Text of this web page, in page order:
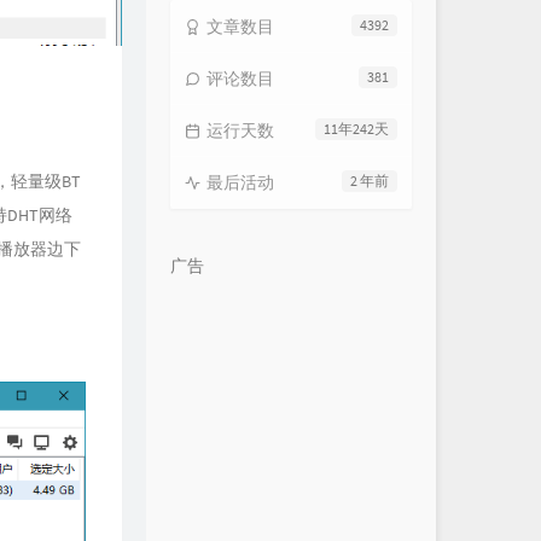
轻量级BT
网络
放器边下
4392
文章数目
381
评论数目
11年242天
运行天数
2 年前
最后活动
广告